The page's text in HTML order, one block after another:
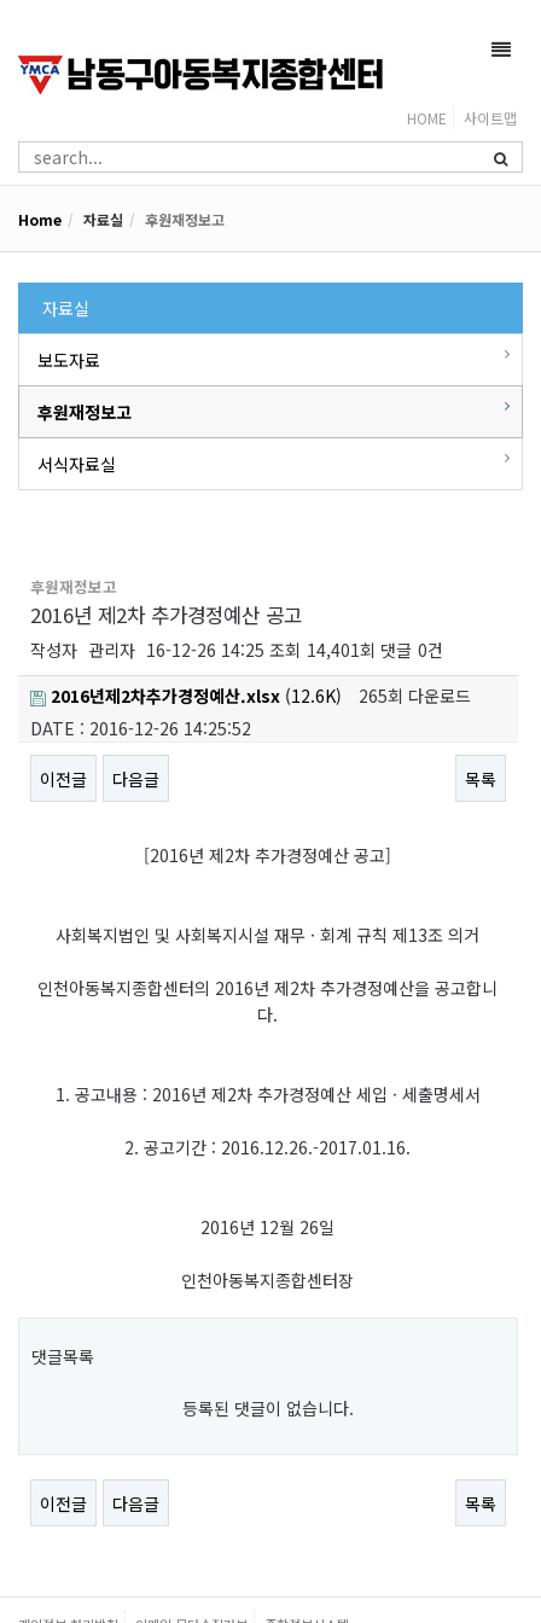
HOME 사이트맵
Home 자료실 후원재정보고
자료실
보도자료
후원재정보고
서식자료실
후원재정보고
2016년 제2차 추가경정예산 공고
작성자 관리자 16-12-26 14:25 조회 14,401회 댓글 0건
2016년제2차추가경정예산.xlsx (12.6K)
265회 다운로드
DATE : 2016-12-26 14:25:52
이전글 다음글 목록
[2016년 제2차 추가경정예산 공고]
사회복지법인 및 사회복지시설 재무 · 회계 규칙 제13조 의거
인천아동복지종합센터의 2016년 제2차 추가경정예산을 공고합니
다.
1. 공고내용 : 2016년 제2차 추가경정예산 세입 · 세출명세서
2. 공고기간 : 2016.12.26.-2017.01.16.
2016년 12월 26일
인천아동복지종합센터장
댓글목록
등록된 댓글이 없습니다.
이전글 다음글 목록